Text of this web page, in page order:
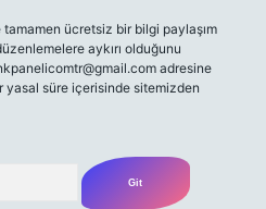
ücretsiz bir bilgi paylaşım
aykırı olduğunu
adresine
süre içerisinde sitemizden